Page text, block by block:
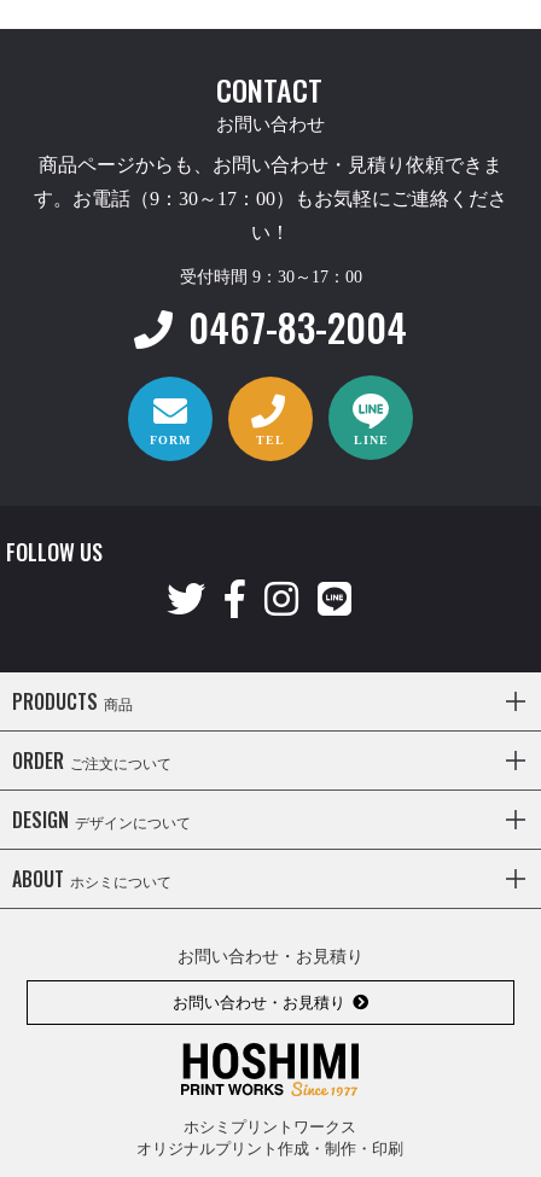
CONTACT
お問い合わせ
商品ページからも、お問い合わせ・見積り依頼できま
す。お電話（9：30～17：00）もお気軽にご連絡くださ
い！
受付時間 9：30～17：00
0467-83-2004
FORM TEL LINE
FOLLOW US
PRODUCTS 商品
ORDER ご注文について
DESIGN デザインについて
ABOUT ホシミについて
お問い合わせ・お見積り
お問い合わせ・お見積り
ホシミプリントワークス
オリジナルプリント作成・制作・印刷